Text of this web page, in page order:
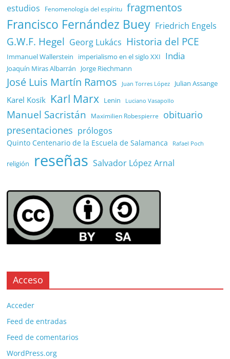
estudios Fenomenología del espíritu fragmentos
Francisco Fernández Buey Friedrich Engels
G.W.F. Hegel Georg Lukács Historia del PCE
Immanuel Wallerstein imperialismo en el siglo XXI India
Joaquín Miras Albarrán Jorge Riechmann
José Luis Martín Ramos Juan Torres López Julian Assange
Karel Kosík Karl Marx Lenin Luciano Vasapollo
Manuel Sacristán Maximilien Robespierre
obituario
presentaciones prólogos
Quinto Centenario de la Escuela de Salamanca Rafael Poch
religión reseñas Salvador López Arnal
Acceso
Acceder
Feed de entradas
Feed de comentarios
WordPress.org